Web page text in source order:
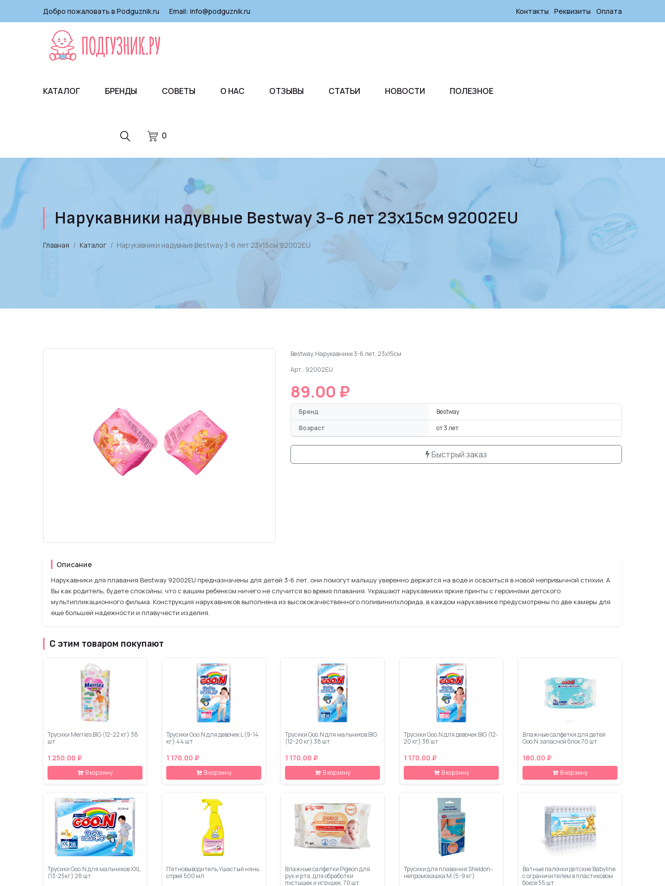
Добро пожаловать в Podguznik.ru Email: info@podguznik.ru Контакты Реквизиты Оплата
0
КАТАЛОГ БРЕНДЫ СОВЕТЫ О НАС ОТЗЫВЫ СТАТЬИ НОВОСТИ ПОЛЕЗНОЕ
Нарукавники надувные Bestway 3-6 лет 23х15см 92002EU
Главная Каталог Нарукавники надувные Bestway 3-6 лет 23х15см 92002EU
Bestway, Нарукавники 3-6 лет, 23х15см
Арт.: 92002EU
89.00 ₽
Бренд
Bestway
Возраст
от 3 лет
Быстрый заказ
Описание
Нарукавники для плавания Bestway 92002EU предназначены для детей 3-6 лет, они помогут малышу уверенно держатся на воде и освоиться в новой непривычной стихии. А
Вы как родитель, будете спокойны, что с вашим ребенком ничего не случится во время плавания. Украшают нарукавники яркие принты с героинями детского
мультипликационного фильма. Конструкция нарукавников выполнена из высококачественного поливинилхлорида, в каждом нарукавнике предусмотрены по две камеры для
еще большей надежности и плавучести изделия.
С этим товаром покупают
Трусики Merries BIG (12-22 кг) 38
шт
1 250.00 ₽
В корзину
Трусики Goo.N для девочек L (9-14
кг) 44 шт
1 170.00 ₽
В корзину
Трусики Goo.N для мальчиков BIG
(12-20 кг) 38 шт
1 170.00 ₽
В корзину
Трусики Goo.N для девочек BIG (12-
20 кг) 38 шт
1 170.00 ₽
В корзину
Влажные салфетки для детей
Goo.N запасной блок 70 шт
180.00 ₽
В корзину
Трусики Goo.N для мальчиков ХХL
(13-25кг) 28 шт
Пятновыводитель Ушастый нянь
спрей 500 мл
Влажные салфетки Pigeon для
рук и рта, для обработки
пустышек и игрушек, 70 шт
Трусики для плавания Sheldon-
непромокашка M (5-9 кг)
Ватные палочки детские Babyline
с ограничителем в пластиковом
боксе 55 шт